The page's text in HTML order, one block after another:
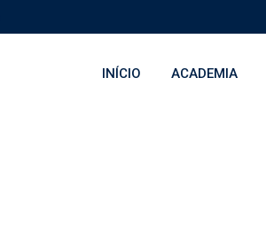
INÍCIO ACADEMIA